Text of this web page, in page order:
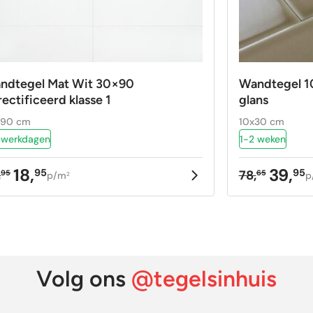
Mat Wit 30×90
klasse 1
cm
95 18,95p/m2
Wandtegel
glans
10x30 cm
1-2 weken
78,65
prijs
39,95
Huidige
prijs
Volg ons @tegelsinhuis